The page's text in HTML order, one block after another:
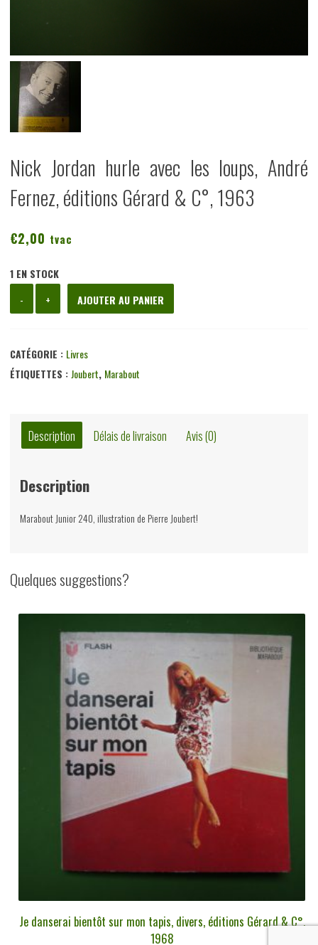
Nick Jordan hurle avec les loups, André
Fernez, éditions Gérard & C°, 1963
€2,00 tvac
1 EN STOCK
-
de
Jordan
hurle
loups,
André
éditions
Gérard
+ AJOUTER AU PANIER
CATÉGORIE : Livres
ÉTIQUETTES :Joubert, Marabout
Description Délais de livraison Avis (0)
Description
Marabout Junior 240, illustration de Pierre Joubert!
Quelques suggestions?
Je danserai bientôt sur mon tapis, divers, éditions Gérard & C°,
1968